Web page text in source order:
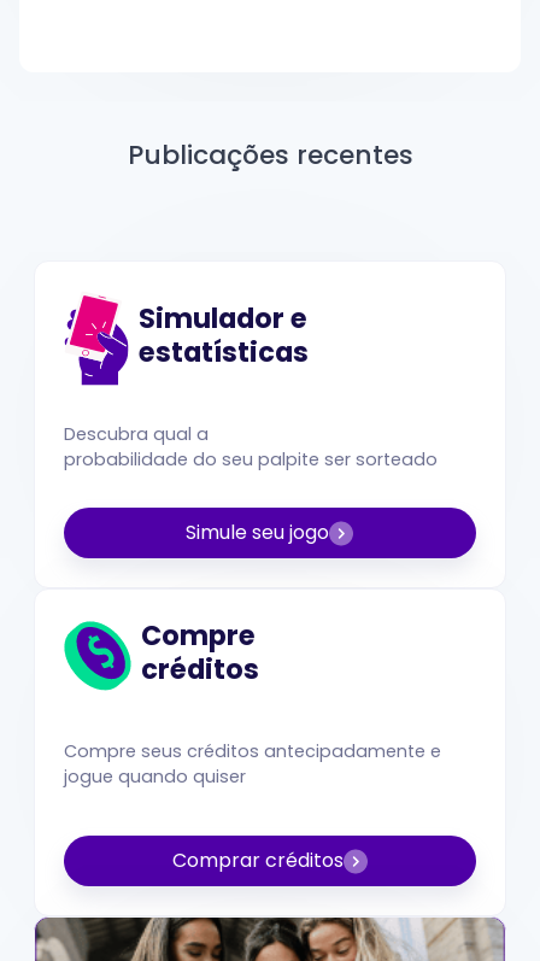
Publicações recentes
Simulador e
estatísticas
Descubra qual a
probabilidade do seu palpite ser sorteado
Simule seu jogo
Compre
créditos
Compre seus créditos antecipadamente e
jogue quando quiser
Comprar créditos